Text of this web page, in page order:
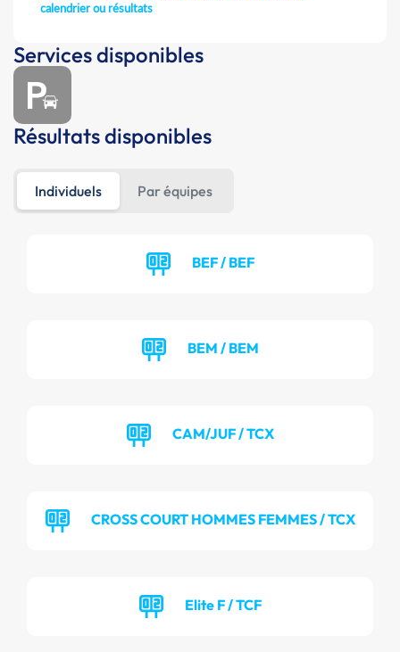
calendrier ou résultats
Services disponibles
Résultats disponibles
Individuels Par équipes
BEF / BEF
BEM / BEM
CAM/JUF / TCX
CROSS COURT HOMMES FEMMES / TCX
Elite F / TCF